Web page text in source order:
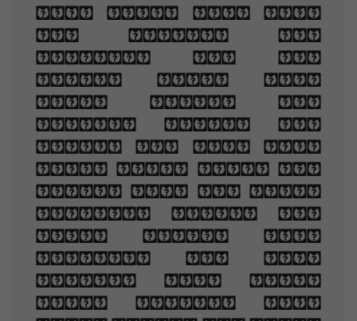
and grey and full
of sleep, And
nodding by the
fire, take down
this book, And
slowly read, and
dream of the soft
look Your eyes had
once, and of their
shadows deep; How
many loved your
moments of glad
grace, And loved
your beauty with